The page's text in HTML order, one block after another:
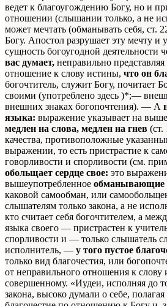
ведет к благоугождению Богу, но и
отношении (слышании только, а не
может мечтать (обманывать себя, ст.
Богу. Апостол разрушает эту мечту и
сущность богоугодной деятельности
вас думает, неправильно
отношение к слову истины, что он
богочтитель, служит Богу, почитает
своими (употреблено здесь )*;—
внешних знаках богопочтения). — А
языка: выражение указывает на
медлен на слова, медлен на гнев (ст.
качества, противоположные
выражении, то есть пристрастие к
говорливости и спорливости (см.
обольщает сердце свое: это
вышеупотребленное обманывающие
каковой самообман, или
слышателям только закона, а не
кто считает себя богочтителем, а
языка своего — пристрастен к
спорливости и — только слышатель
исполнитель, — у того пустое
только вид благочестия, или
от неправильного отношения к слову
совершенному. «Иудеи, исполняя до
закона, высоко думали о себе,